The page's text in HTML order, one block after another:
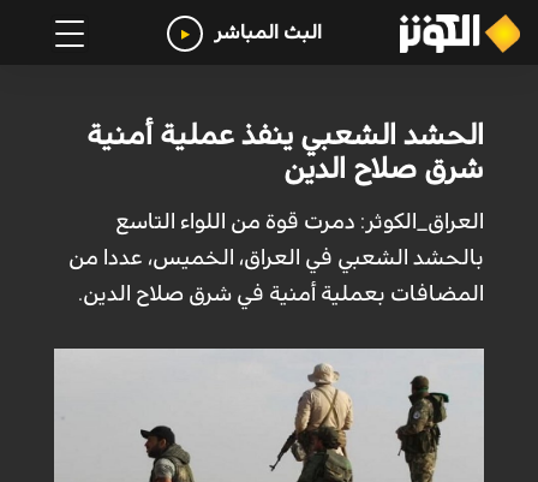
البث المباشر
الحشد الشعبي ينفذ عملية أمنية
شرق صلاح الدين
العراق_الكوثر: دمرت قوة من اللواء التاسع
بالحشد الشعبي في العراق، الخميس، عددا من
المضافات بعملية أمنية في شرق صلاح الدين.